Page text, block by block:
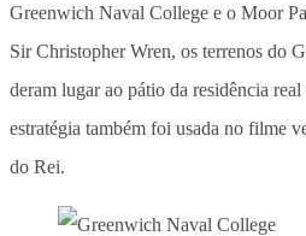
Greenwich Naval College e o Moor
Sir Christopher Wren, os terrenos do
deram lugar ao pátio da residência
estratégia também foi usada no filme
do Rei.